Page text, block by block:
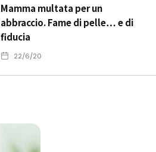
Mamma multata per un
abbraccio. Fame di pelle… e di
fiducia
22/6/20